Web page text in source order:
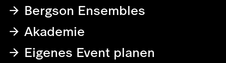
Bergson Ensembles
Akademie
Eigenes Event planen